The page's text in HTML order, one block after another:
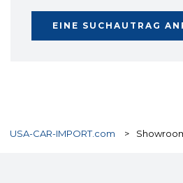
EINE SUCHAUTRAG
USA-CAR-IMPORT.com >